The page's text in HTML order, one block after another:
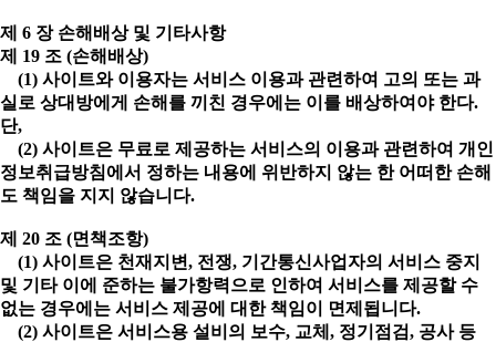
제 6 장 손해배상 및 기타사항
제 19 조 (손해배상)
(1) 사이트와 이용자는 서비스 이용과 관련하여 고의 또는 과
실로 상대방에게 손해를 끼친 경우에는 이를 배상하여야 한다.
단,
(2) 사이트은 무료로 제공하는 서비스의 이용과 관련하여 개인
정보취급방침에서 정하는 내용에 위반하지 않는 한 어떠한 손해
도 책임을 지지 않습니다.
제 20 조 (면책조항)
(1) 사이트은 천재지변, 전쟁, 기간통신사업자의 서비스 중지
및 기타 이에 준하는 불가항력으로 인하여 서비스를 제공할 수
없는 경우에는 서비스 제공에 대한 책임이 면제됩니다.
(2) 사이트은 서비스용 설비의 보수, 교체, 정기점검, 공사 등